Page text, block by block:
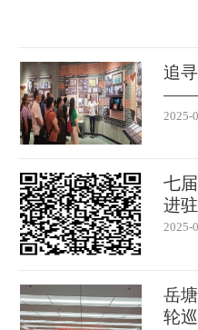
追寻红
——
展“
2025-
七
进
2025-
岳
轮